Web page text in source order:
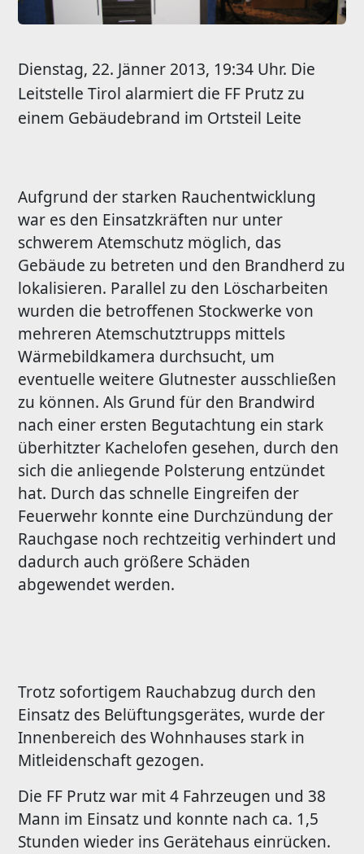
Dienstag, 22. Jänner 2013, 19:34 Uhr. Die
Leitstelle Tirol alarmiert die FF Prutz zu
einem Gebäudebrand im Ortsteil Leite
Aufgrund der starken Rauchentwicklung
war es den Einsatzkräften nur unter
schwerem Atemschutz möglich, das
Gebäude zu betreten und den Brandherd zu
lokalisieren. Parallel zu den Löscharbeiten
wurden die betroffenen Stockwerke von
mehreren Atemschutztrupps mittels
Wärmebildkamera durchsucht, um
eventuelle weitere Glutnester ausschließen
zu können. Als Grund für den Brandwird
nach einer ersten Begutachtung ein stark
überhitzter Kachelofen gesehen, durch den
sich die anliegende Polsterung entzündet
hat. Durch das schnelle Eingreifen der
Feuerwehr konnte eine Durchzündung der
Rauchgase noch rechtzeitig verhindert und
dadurch auch größere Schäden
abgewendet werden.
Trotz sofortigem Rauchabzug durch den
Einsatz des Belüftungsgerätes, wurde der
Innenbereich des Wohnhauses stark in
Mitleidenschaft gezogen.
Die FF Prutz war mit 4 Fahrzeugen und 38
Mann im Einsatz und konnte nach ca. 1,5
Stunden wieder ins Gerätehaus einrücken.